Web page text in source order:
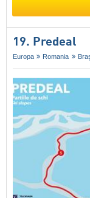
19. Predeal
Europa Romania